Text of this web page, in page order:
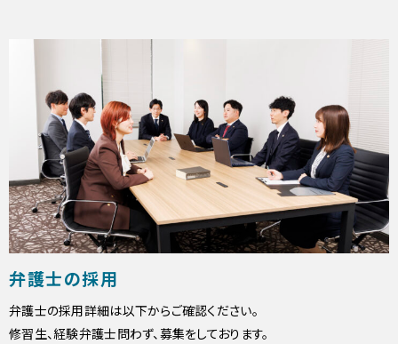
弁護士の採用
弁護士の採用詳細は以下からご確認ください。
修習生、経験弁護士問わず、募集をしております。